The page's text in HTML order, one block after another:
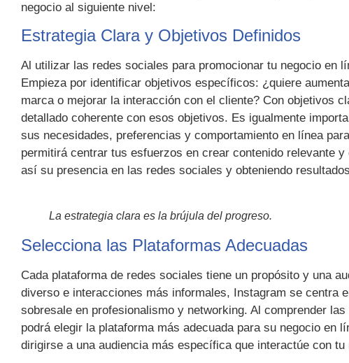
negocio al siguiente nivel:
Estrategia Clara y Objetivos Definidos
Al utilizar las redes sociales para promocionar tu negocio en
Empieza por identificar objetivos específicos: ¿quiere
marca o mejorar la interacción con el cliente? Con objetivos
detallado coherente con esos objetivos. Es igualmente
sus necesidades, preferencias y comportamiento en línea
permitirá centrar tus esfuerzos en crear contenido relevante
así su presencia en las redes sociales y obteniendo
La estrategia clara es la brújula del progreso.
Selecciona las Plataformas Adecuadas
Cada plataforma de redes sociales tiene un propósito y una
diverso e interacciones más informales, Instagram se centra
sobresale en profesionalismo y networking. Al comprender
podrá elegir la plataforma más adecuada para su negocio en
dirigirse a una audiencia más específica que interactúe con tu